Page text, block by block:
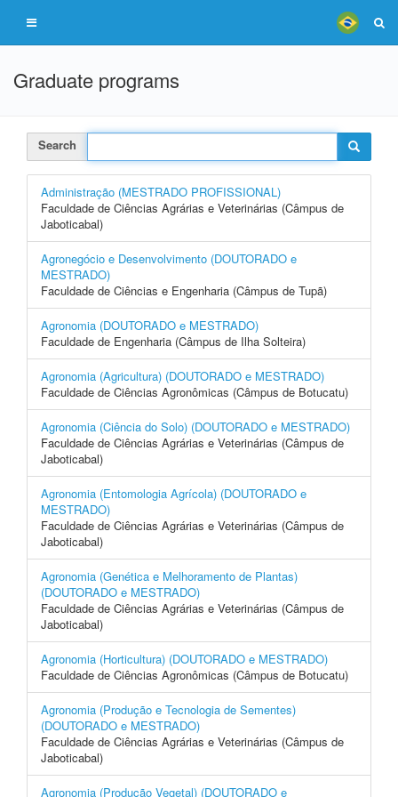
Graduate programs
Search
Administração (MESTRADO PROFISSIONAL)
Faculdade de Ciências Agrárias e Veterinárias (Câmpus de
Jaboticabal)
Agronegócio e Desenvolvimento (DOUTORADO e
MESTRADO)
Faculdade de Ciências e Engenharia (Câmpus de Tupã)
Agronomia (DOUTORADO e MESTRADO)
Faculdade de Engenharia (Câmpus de Ilha Solteira)
Agronomia (Agricultura) (DOUTORADO e MESTRADO)
Faculdade de Ciências Agronômicas (Câmpus de Botucatu)
Agronomia (Ciência do Solo) (DOUTORADO e MESTRADO)
Faculdade de Ciências Agrárias e Veterinárias (Câmpus de
Jaboticabal)
Agronomia (Entomologia Agrícola) (DOUTORADO e
MESTRADO)
Faculdade de Ciências Agrárias e Veterinárias (Câmpus de
Jaboticabal)
Agronomia (Genética e Melhoramento de Plantas)
(DOUTORADO e MESTRADO)
Faculdade de Ciências Agrárias e Veterinárias (Câmpus de
Jaboticabal)
Agronomia (Horticultura) (DOUTORADO e MESTRADO)
Faculdade de Ciências Agronômicas (Câmpus de Botucatu)
Agronomia (Produção e Tecnologia de Sementes)
(DOUTORADO e MESTRADO)
Faculdade de Ciências Agrárias e Veterinárias (Câmpus de
Jaboticabal)
Agronomia (Produção Vegetal) (DOUTORADO e